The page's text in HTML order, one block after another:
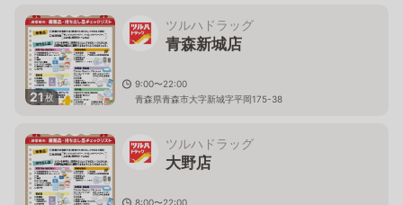
21枚
ツルハドラッグ
青森新城店
9:00〜22:00
青森県青森市大字新城字平岡175-38
ツルハドラッグ
大野店
8:00〜22:00